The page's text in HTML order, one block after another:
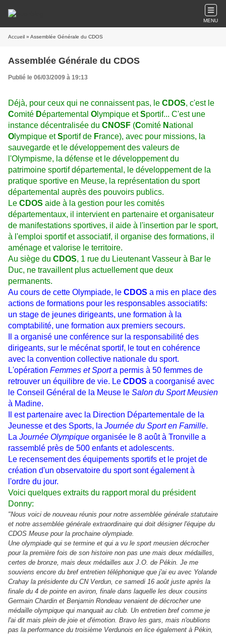
MENU
Accueil » Assemblée Générale du CDOS
Assemblée Générale du CDOS
Publié le 06/03/2009 à 19:13
Déjà, pour ceux qui ne connaissent pas, le CDOS, c'est le
Comité Départemental O lympique etSportif... C'est une
instance décentralisée du CNOSF (Comité National
O lympique etSportif de France), avec pour missions, la
sauvegarde et le développement des valeurs de
l'Olympisme, la défense et le développement du
patrimoine sportif départemental, le développement de la
pratique sportive en Meuse, la représentation du sport
départemental auprès des pouvoirs publics.
Le CDOS aide à la gestion pour les comités
départementaux, il intervient en partenaire et organisateur
de manifestations sportives, il aide à l'insertion par le sport,
à l'emploi sportif et associatif, il organise des formations, il
aménage et valorise le territoire.
Au siège du CDOS, 1 rue du Lieutenant Vasseur à Bar le
Duc, ne travaillent plus actuellement que deux
permanents.
Au cours de cette Olympiade, le CDOS a mis en place des
actions de formations pour les responsables associatifs:
un stage de jeunes dirigeants, une formation à la
comptabilité, une formation aux premiers secours.
Il a organisé une conférence sur la responsabilité des
dirigeants, sur le mécénat sportif, le tout en cohérence
avec la convention collective nationale du sport.
L'opération Femmes et Sporta permis à 50 femmes de
retrouver un équilibre de vie. Le CDOS a coorganisé avec
le Conseil Général de la Meuse le Salon du Sport Meusien
à Madine.
Il est partenaire avec la Direction Départementale de la
Jeunesse et des Sports, la Journée du Sport en Famille.
La Journée Olympique organisée le 8 août à Tronville a
rassemblé près de 500 enfants et adolescents.
Le recensement des équipements sportifs et le projet de
création d'un observatoire du sport sont également à
l'ordre du jour.
Voici quelques extraits du rapport moral du président
Donny:
"Nous voici de nouveau réunis pour notre assemblée générale statutaire
et notre assemblée générale extraordinaire qui doit désigner l'équipe du
CDOS Meuse pour la prochaine olympiade.
Une olympiade qui se termine et qui a vu le sport meusien décrocher
pour la première fois de son histoire non pas une mais deux médailles,
certes de bronze, mais deux médailles aux J.O. de Pékin. Je me
souviens encore du bref entretien téléphonique que j'ai eu avec Yolande
Crahay la présidente du CN Verdun, ce samedi 16 août juste après la
finale du 4 de pointe en aviron, finale dans laquelle les deux cousins
Germain Chardin et Benjamin Rondeau venaient de décrocher une
médaille olympique qui manquait au club. Un entretien bref comme je
l'ai dit mais plein de joie et d'émotion. Bravo les gars, mais n'oublions
pas la performance du troisième Verdunois en lice également à Pékin,